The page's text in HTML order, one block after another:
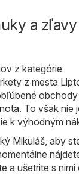
a
z kategórie
z mesta
. To však nie
k výhodným
Mikuláš, aby
a ušetrite s nimi